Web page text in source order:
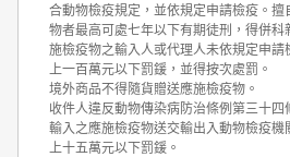
合動物檢疫規定，並依規定申請檢疫。
物者最高可處七年以下有期徒刑，得併
施檢疫物之輸入人或代理人未依規定申
上一百萬元以下罰鍰，並得按次處罰。
境外商品不得隨貨贈送應施檢疫物。
收件人違反動物傳染病防治條例第三十
輸入之應施檢疫物送交輸出入動物檢疫
上十五萬元以下罰鍰。